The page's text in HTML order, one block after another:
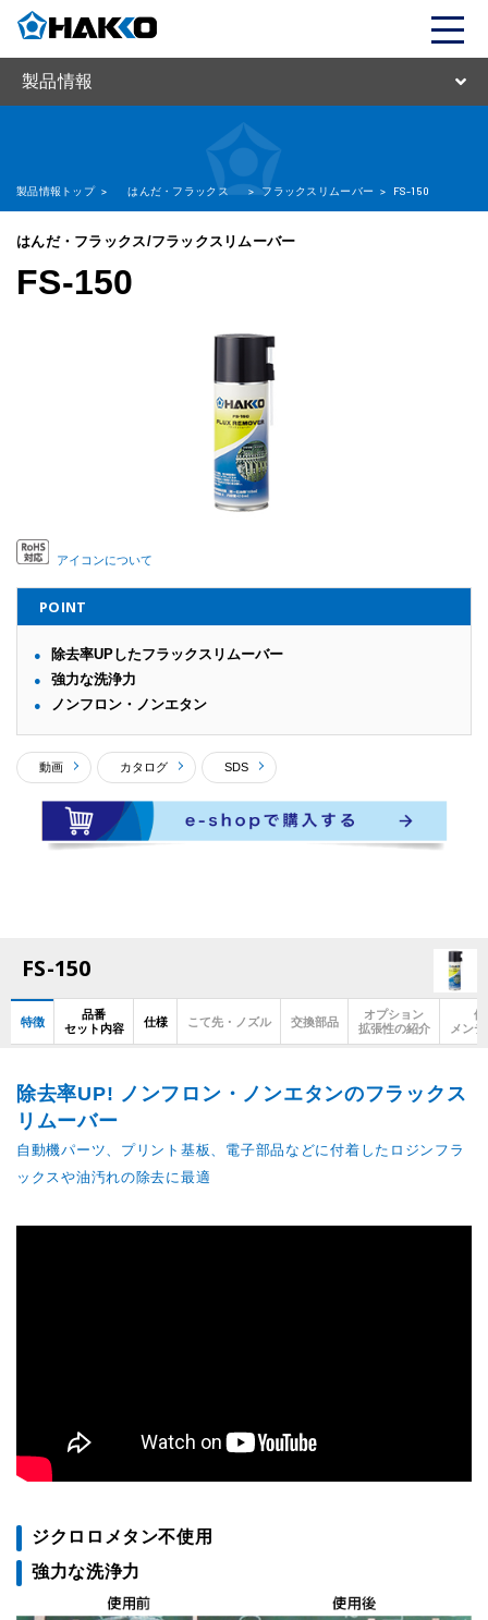
製品情報
製品情報トップ > はんだ・フラックス > フラックスリムーバー > FS-150
はんだ・フラックス/フラックスリムーバー
FS-150
アイコンについて
POINT
除去率UPしたフラックスリムーバー
強力な洗浄力
ノンフロン・ノンエタン
動画 カタログ SDS
FS-150
特徴
品番
セット内容
仕様 こて先・ノズル 交換部品
オプション
拡張性の紹介
使
メン
除去率UP! ノンフロン・ノンエタンのフラックス
リムーバー
自動機パーツ、プリント基板、電子部品などに付着したロジンフラ
ックスや油汚れの除去に最適
ジクロロメタン不使用
強力な洗浄力